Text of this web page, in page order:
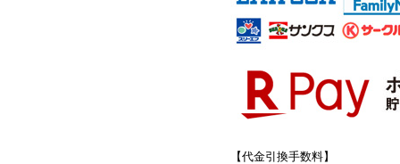
【代金引換手数料】